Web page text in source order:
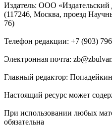
Издатель: ООО «Издательский
(117246, Москва, проезд
76)
Телефон редакции: +7 (903)
Электронная почта:
Главный редактор:
Настоящий ресурс может
При использовании любых
обязательна